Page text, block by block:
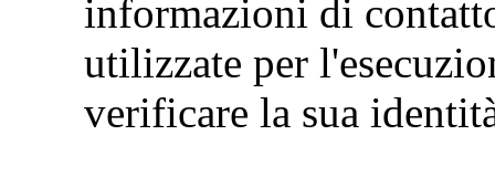
informazioni di
utilizzate per
verificare la sua